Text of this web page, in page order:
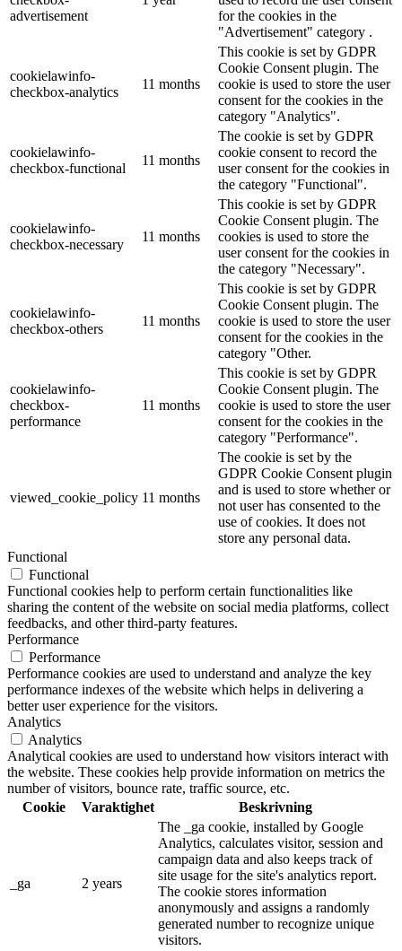
advertisement
for the cookies in the
"Advertisement" category .
cookielawinfo-
checkbox-analytics
11 months
This cookie is set by GDPR
Cookie Consent plugin. The
cookie is used to store the user
consent for the cookies in the
category "Analytics".
cookielawinfo-
checkbox-functional
11 months
The cookie is set by GDPR
cookie consent to record the
user consent for the cookies in
the category "Functional".
cookielawinfo-
checkbox-necessary
11 months
This cookie is set by GDPR
Cookie Consent plugin. The
cookies is used to store the
user consent for the cookies in
the category "Necessary".
cookielawinfo-
checkbox-others
11 months
This cookie is set by GDPR
Cookie Consent plugin. The
cookie is used to store the user
consent for the cookies in the
category "Other.
cookielawinfo-
checkbox-
performance
11 months
This cookie is set by GDPR
Cookie Consent plugin. The
cookie is used to store the user
consent for the cookies in the
category "Performance".
viewed_cookie_policy 11 months
The cookie is set by the
GDPR Cookie Consent plugin
and is used to store whether or
not user has consented to the
use of cookies. It does not
store any personal data.
Functional
Functional
Functional cookies help to perform certain functionalities like
sharing the content of the website on social media platforms, collect
feedbacks, and other third-party features.
Performance
Performance
Performance cookies are used to understand and analyze the key
performance indexes of the website which helps in delivering a
better user experience for the visitors.
Analytics
Analytics
Analytical cookies are used to understand how visitors interact with
the website. These cookies help provide information on metrics the
number of visitors, bounce rate, traffic source, etc.
Cookie
Varaktighet Beskrivning
_ga 2 years
The _ga cookie, installed by Google
Analytics, calculates visitor, session and
campaign data and also keeps track of
site usage for the site's analytics report.
The cookie stores information
anonymously and assigns a randomly
generated number to recognize unique
visitors.